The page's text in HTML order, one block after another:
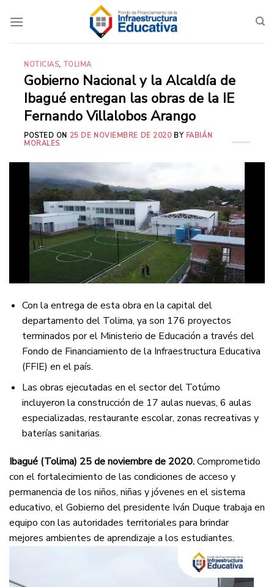
NOTICIAS, TOLIMA
Gobierno Nacional y la Alcaldía de
Ibagué entregan las obras de la IE
Fernando Villalobos Arango
POSTED ON 25 DE NOVIEMBRE DE 2020 BY FABIÁN
MORALES
Con la entrega de esta obra en la capital del
departamento del Tolima, ya son 176 proyectos
terminados por el Ministerio de Educación a través del
Fondo de Financiamiento de la Infraestructura Educativa
(FFIE) en el país.
Las obras ejecutadas en el sector del Totúmo
incluyeron la construcción de 17 aulas nuevas, 6 aulas
especializadas, restaurante escolar, zonas recreativas y
baterías sanitarias.
Ibagué (Tolima) 25 de noviembre de 2020.Comprometido
con el fortalecimiento de las condiciones de acceso y
permanencia de los niños, niñas y jóvenes en el sistema
educativo, el Gobierno del presidente Iván Duque trabaja en
equipo con las autoridades territoriales para brindar
mejores ambientes de aprendizaje a los estudiantes.